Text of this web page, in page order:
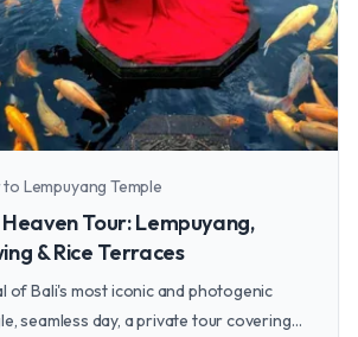
Lempuyang Temple
Tour: Lempuyang,
& Rice Terraces
of Bali's most iconic and photogenic
seamless day, a private tour covering